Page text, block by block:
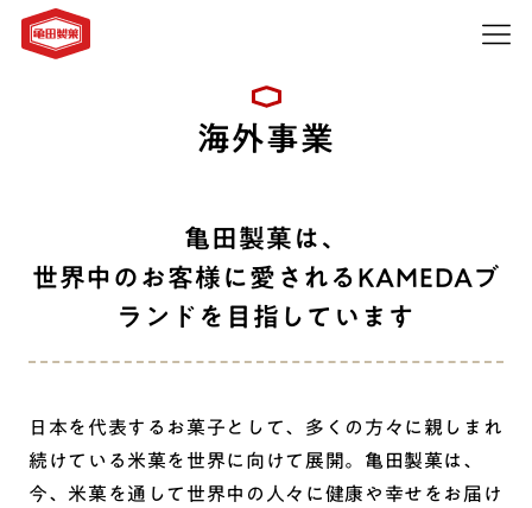
海外事業
亀田製菓は、
世界中のお客様に愛されるKAMEDAブ
ランドを目指しています
日本を代表するお菓子として、多くの方々に親しまれ
続けている米菓を世界に向けて展開。亀田製菓は、
今、米菓を通して世界中の人々に健康や幸せをお届け